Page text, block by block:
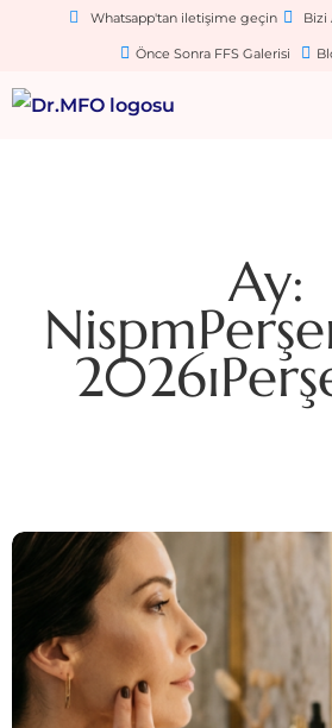
Whatsapp'tan iletişime geçin Bizi
Önce Sonra FFS Galerisi
Ay: